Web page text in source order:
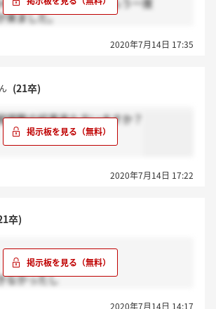
来ました。
まだ来てないです。。。2020年7月14日 17:35
(21卒)
調整の結果来た方いますか？
2020年7月14日 17:22
卒)
なかったし
2020年7月14日 14:17